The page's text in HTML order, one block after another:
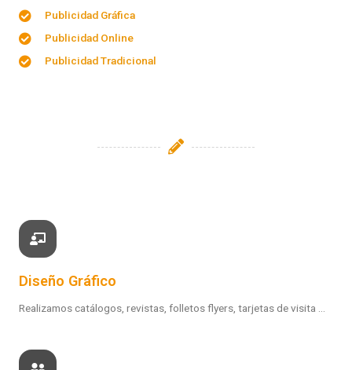
Publicidad Gráfica
Publicidad Online
Publicidad Tradicional
Diseño Gráfico
Realizamos catálogos, revistas, folletos flyers, tarjetas de visita ...